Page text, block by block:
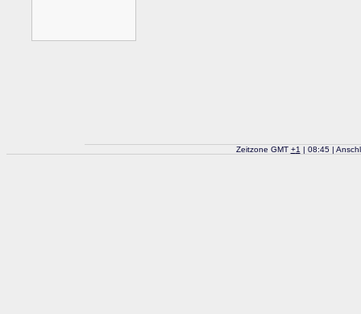
Zeitzone GMT +1 | 08:45 |